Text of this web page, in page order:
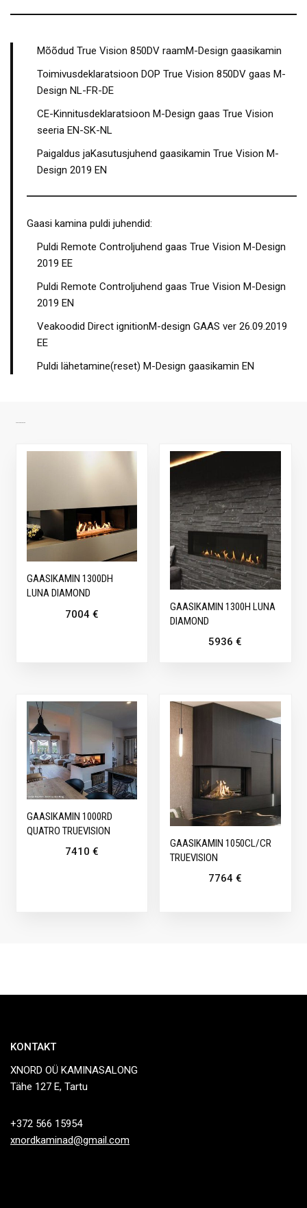
Mõõdud True Vision 850DV raamM-Design gaasikamin
Toimivusdeklaratsioon DOP True Vision 850DV gaas M-
Design NL-FR-DE
CE-Kinnitusdeklaratsioon M-Design gaas True Vision
seeria EN-SK-NL
Paigaldus jaKasutusjuhend gaasikamin True Vision M-
Design 2019 EN
Gaasi kamina puldi juhendid:
Puldi Remote Controljuhend gaas True Vision M-Design
2019 EE
Puldi Remote Controljuhend gaas True Vision M-Design
2019 EN
Veakoodid Direct ignitionM-design GAAS ver 26.09.2019
EE
Puldi lähetamine(reset) M-Design gaasikamin EN
GAASIKAMIN 1300DH
LUNA DIAMOND
7004 €
GAASIKAMIN 1300H LUNA
DIAMOND
5936€
GAASIKAMIN 1000RD
QUATRO TRUEVISION
7410 €
GAASIKAMIN 1050CL/CR
TRUEVISION
7764€
KONTAKT
XNORD OÜ KAMINASALONG
Tähe 127 E, Tartu
+372 566 15954
xnordkaminad@gmail.com